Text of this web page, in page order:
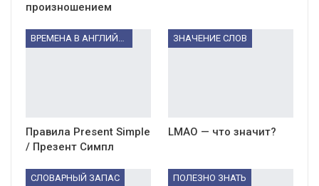
произношением
ВРЕМЕНА В АНГЛИЙСКОМ ЯЗЫКЕ
Правила Present Simple
/ Презент Симпл
ЗНАЧЕНИЕ СЛОВ
LMAO — что значит?
СЛОВАРНЫЙ ЗАПАС ПОЛЕЗНО ЗНАТЬ